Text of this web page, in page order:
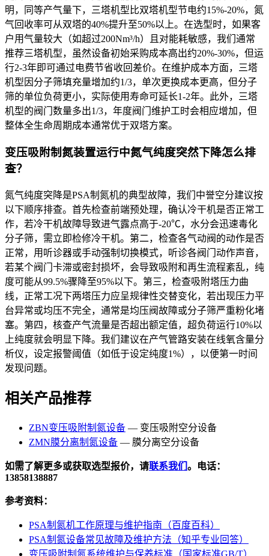
明，同等产气量下，三塔机型比双塔机型节电约15%-20%，氮
气回收率可从双塔的40%提升至50%以上。在选型时，如果客
户用气量较大（如超过200Nm³/h）且对能耗敏感，我们通常
推荐三塔机型，虽然设备初始采购成本高出约20%-30%，但运
行2-3年即可通过电费节省收回差价。在维护成本方面，三塔
机型因分子筛填充量增加约1/3，单次更换成本更高，但分子
筛的单位负荷更小，实际使用寿命可延长1-2年。此外，三塔
机型的阀门数量多出1/3，年度阀门维护工时会相应增加，但
整体全生命周期成本通常优于双塔方案。
变压吸附制氮装置运行中氮气纯度突然下降怎么排
查？
氮气纯度突降是PSA制氮机的典型故障，我们中誉空分建议按
以下顺序排查。首先检查前端预处理，确认冷干机是否正常工
作，若冷干机故障导致进气露点高于-20℃，水分会迅速毒化
分子筛，需立即检修冷干机。第二，检查各气动阀的动作是否
正常，用听诊器或手动强制切换模式，听诊各阀门动作声音，
若某个阀门卡滞或密封损坏，会导致吸附和再生流程紊乱，纯
度可能从99.5%骤降至95%以下。第三，检查吸附塔压力曲
线，正常工况下两塔压力应呈规律性交替变化，若出现压力平
台异常或均压不完全，通常是均压阀故障或分子筛严重粉化堵
塞。第四，核查产气流量是否超出额定值，超负荷运行10%以
上纯度就会明显下降。我们建议在产气管路安装在线氧含量分
析仪，设定报警阈值（如低于设定纯度1%），以便第一时间
发现问题。
相关产品推荐
ZBN变压吸附制氮设备 — 变压吸附空分设备
ZMN膜分离制氮设备 — 膜分离空分设备
如需了解更多或获取选型报价，请联系我们 。电话：
13858138887
参考资料：
PSA制氮机工作原理与维护指南（百度百科）
PSA制氮设备常见故障及维护方法（知乎专业回答）
变压吸附制氮系统维护与保养标准（国家标准GB/T）